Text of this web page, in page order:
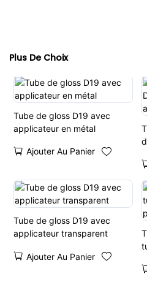
Plus De Choix
Tube de gloss D19 avec
applicateur en métal
Ajouter Au Panier
Tube de gloss D19 avec
applicateur transparent
Ajouter Au Panier